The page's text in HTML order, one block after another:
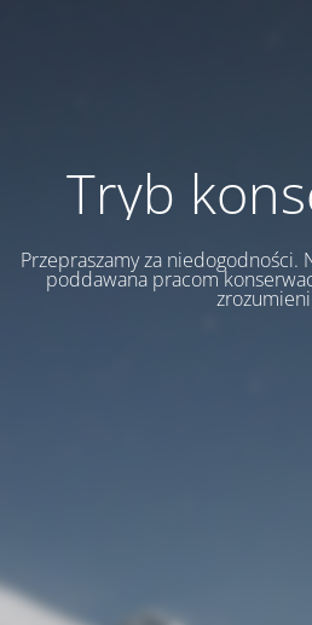
Tryb
Przepraszamy za niedogodności.
poddawana pracom